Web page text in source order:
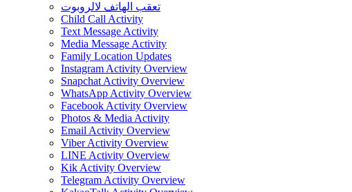
تعقب الهاتف لالروبوت
Child Call Activity
Text Message Activity
Media Message Activity
Family Location Updates
Instagram Activity Overview
Snapchat Activity Overview
WhatsApp Activity Overview
Facebook Activity Overview
Photos & Media Activity
Email Activity Overview
Viber Activity Overview
LINE Activity Overview
Kik Activity Overview
Telegram Activity Overview